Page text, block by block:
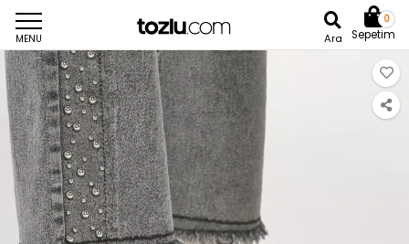
MENU Ara
0
Sepetim